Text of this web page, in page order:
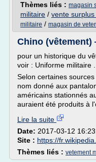
Thèmes liés : magasin
militaire / vente
militaire / magasin de
Chino
pour un historique du
voir : Uniforme militaire .
Selon certaines
nom donné aux
américains stationnés
auraient été produits à
Lire la suite
Date: 2017-03-12
Site : https://
Thèmes liés : vetement